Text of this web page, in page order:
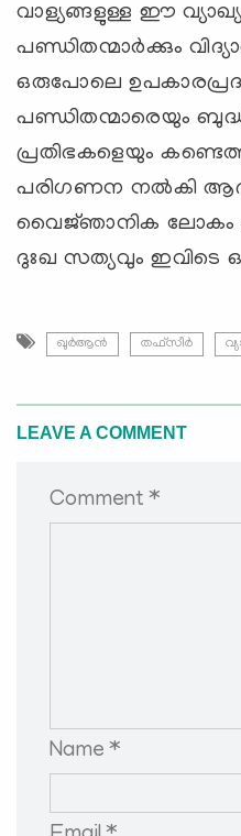
വാള്യങ്ങളുള്ള ഈ
പണ്ഡിതന്മാര്‍ക്കും
ഒരുപോലെ
പണ്ഡിതന്മാരെയും
പ്രതിഭകളെയും
പരിഗണന നല്‍കി
വൈജ്‌ഞാനിക ലോകം
ദുഃഖ സത്യവും ഇവിടെ
ഖുര്‍ആന്‍ തഫ്സീര്‍
LEAVE A COMMENT
Comment *
Name *